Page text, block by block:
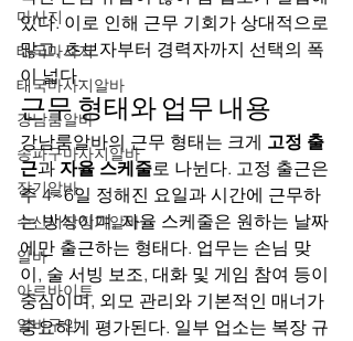
마사지
태국마사지
태국마사지알바
강남룸알바
송파구마사지알바
장기알바
수산시장장기알바
알바
아르바이트
알바구인
있다. 이로 인해 근무 기회가 상대적으로
많고, 초보자부터 경력자까지 선택의 폭
이 넓다.
근무 형태와 업무 내용
강남룸알바의 근무 형태는 크게 고정 출
근과 자율 스케줄로 나뉜다. 고정 출근은
주 4~6일 정해진 요일과 시간에 근무하
는 방식이며, 자율 스케줄은 원하는 날짜
에만 출근하는 형태다. 업무는 손님 맞
이, 술 서빙 보조, 대화 및 게임 참여 등이
중심이며, 외모 관리와 기본적인 매너가
중요하게 평가된다. 일부 업소는 복장 규